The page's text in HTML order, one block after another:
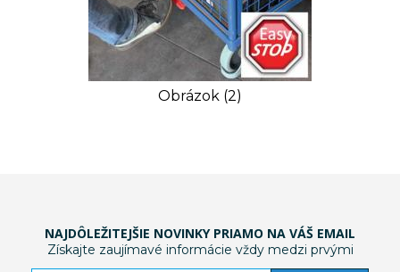
Obrázok (2)
NAJDÔLEŽITEJŠIE NOVINKY PRIAMO NA VÁŠ EMAIL
Získajte zaujímavé informácie vždy medzi prvými